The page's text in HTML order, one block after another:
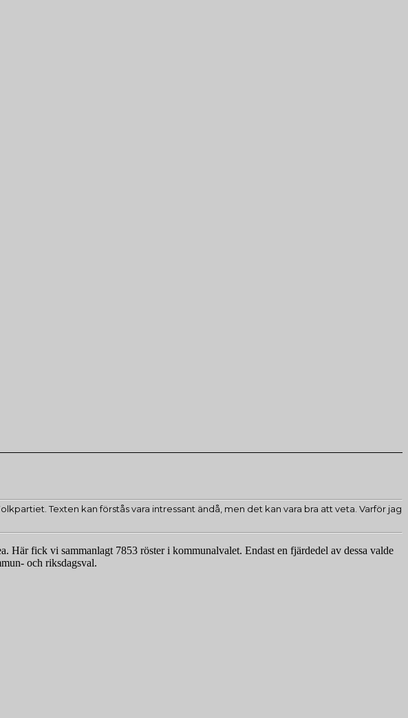
Texten kan förstås vara intressant ändå, men det kan vara bra att veta. Varför jag
Här fick vi sammanlagt 7853 röster i kommunalvalet. Endast en fjärdedel av dessa valde
och riksdagsval.